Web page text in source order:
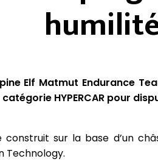
Elf Matmut Endurance
HYPERCAR pour
construit sur la base d’un
Technology.